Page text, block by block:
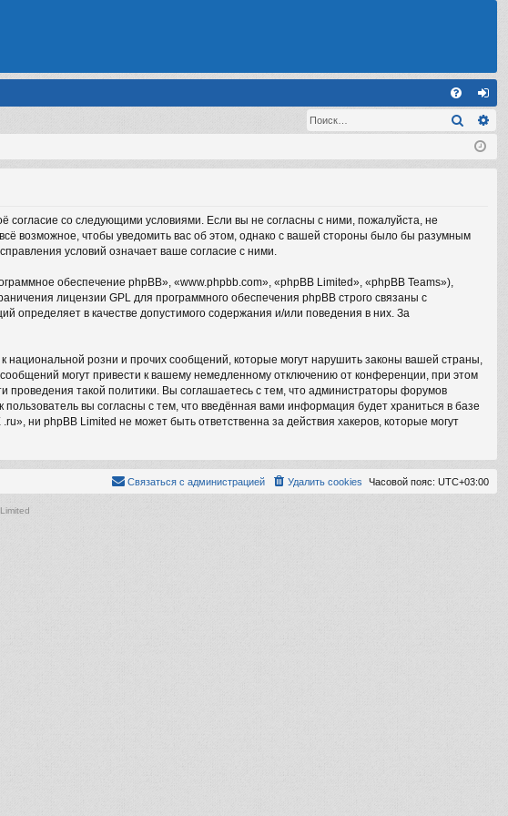
FA хо
д
Поиск
со следующими условиями. Если вы не согласны с ними, пожалуйста, не
возможное, чтобы уведомить вас об этом, однако с вашей стороны было бы разумным
условий означает ваше согласие с ними.
обеспечение phpBB», «www.phpbb.com», «phpBB Limited», «phpBB Teams»),
лицензии GPL для программного обеспечения phpBB строго связаны с
определяет в качестве допустимого содержания и/или поведения в них. За
розни и прочих сообщений, которые могут нарушить законы вашей страны,
могут привести к вашему немедленному отключению от конференции, при этом
такой политики. Вы соглашаетесь с тем, что администраторы форумов
вы согласны с тем, что введённая вами информация будет храниться в базе
ни phpBB Limited не может быть ответственна за действия хакеров, которые могут
Часовой пояс: UTC+03:00
Удалить cookies
Связаться с администрацией